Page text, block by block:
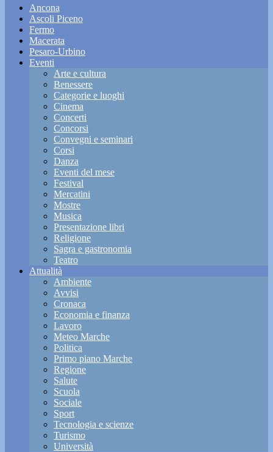
Ancona
Ascoli Piceno
Fermo
Macerata
Pesaro-Urbino
Eventi
Arte e cultura
Benessere
Categorie e luoghi
Cinema
Concerti
Concorsi
Convegni e seminari
Corsi
Danza
Eventi del mese
Festival
Mercatini
Mostre
Musica
Presentazione libri
Religione
Sagra e gastronomia
Teatro
Attualità
Ambiente
Avvisi
Cronaca
Economia e finanza
Lavoro
Meteo Marche
Politica
Primo piano Marche
Regione
Salute
Scuola
Sociale
Sport
Tecnologia e scienze
Turismo
Università